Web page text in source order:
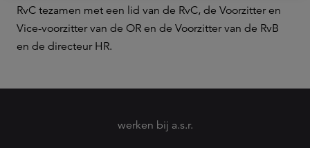
RvC tezamen met een lid van de RvC, de Voorzitter en
Vice-voorzitter van de OR en de Voorzitter van de RvB
en de directeur HR.
werken bij a.s.r.